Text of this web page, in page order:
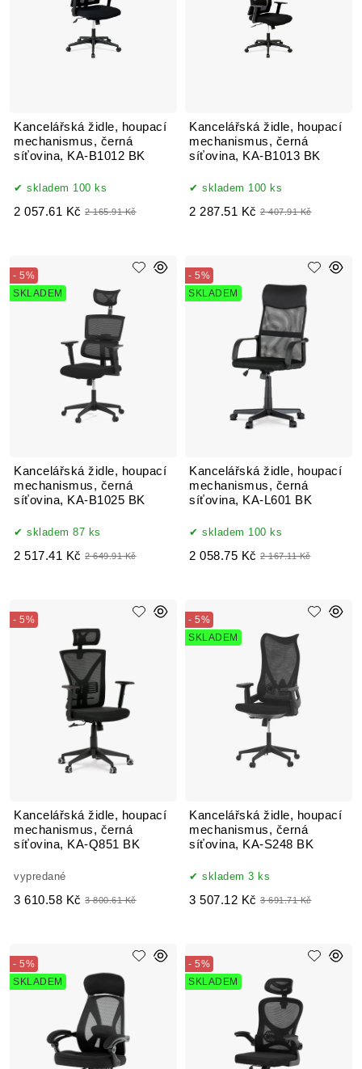
Kancelářská židle, houpací
mechanismus, černá
síťovina, KA-B1012 BK
skladem 100 ks
2 057.61 Kč 2 165.91 Kč
Kancelářská židle, houpací
mechanismus, černá
síťovina, KA-B1013 BK
skladem 100 ks
2 287.51 Kč 2 407.91 Kč
Kancelářská židle, houpací
mechanismus, černá
síťovina, KA-B1025 BK
- 5%
SKLADEM
skladem 87 ks
2 517.41 Kč 2 649.91 Kč
Kancelářská židle, houpací
mechanismus, černá
síťovina, KA-L601 BK
- 5%
SKLADEM
skladem 100 ks
2 058.75 Kč 2 167.11 Kč
Kancelářská židle, houpací
mechanismus, černá
síťovina, KA-Q851 BK
- 5%
vypredané
3 610.58 Kč 3 800.61 Kč
Kancelářská židle, houpací
mechanismus, černá
síťovina, KA-S248 BK
- 5%
SKLADEM
skladem 3 ks
3 507.12 Kč 3 691.71 Kč
- 5%
SKLADEM
- 5%
SKLADEM